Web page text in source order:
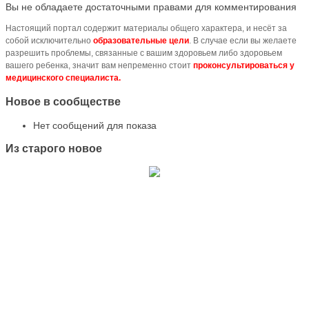
Вы не обладаете достаточными правами для комментирования
Настоящий портал содержит материалы общего характера, и несёт за
собой исключительно образовательные цели. В случае если вы желаете
разрешить проблемы, связанные с вашим здоровьем либо здоровьем
вашего ребенка, значит вам непременно стоит проконсультироваться у
медицинского специалиста.
Новое в сообществе
Нет сообщений для показа
Из старого новое